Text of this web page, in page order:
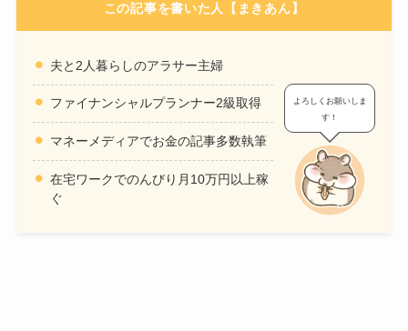
この記事を書いた人【まきあん】
夫と2人暮らしのアラサー主婦
ファイナンシャルプランナー2級取得
マネーメディアでお金の記事多数執筆
在宅ワークでのんびり月10万円以上稼
ぐ
よろしくお願いしま
す！